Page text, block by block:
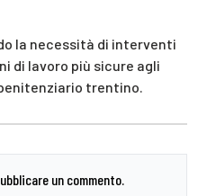
la necessità di interventi
di lavoro più sicure agli
trentino.
un commento.